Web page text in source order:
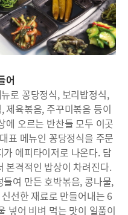
어
로 꽁당정식, 보리밥정식,
제육볶음, 주꾸미볶음 등이
에 오르는 반찬들 모두 이곳
표 메뉴인 꽁당정식을 주문
에피타이저로 나온다. 담
본격적인 밥상이 차려진다.
여 만든 호박볶음, 콩나물,
선한 재료로 만들어내는 6
넣어 비벼 먹는 맛이 일품이